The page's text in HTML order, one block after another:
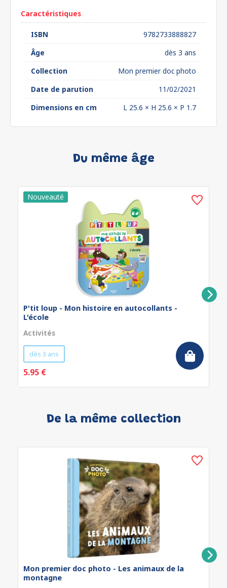
Caractéristiques
ISBN
9782733888827
Âge
dès 3 ans
Collection
Mon premier doc photo
Date de parution
11/02/2021
Dimensions en cm
L 25.6 × H 25.6 × P 1.7
Du même âge
P'tit loup - Mon histoire en autocollants -
L'école
Activités
dès 3 ans
5.95 €
De la même collection
Mon premier doc photo - Les animaux de la
montagne